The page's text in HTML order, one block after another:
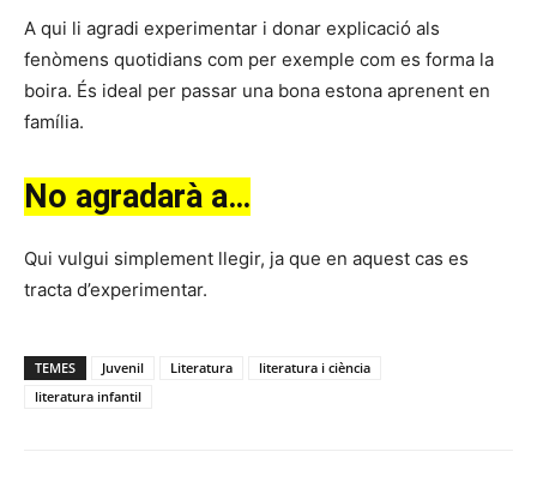
A qui li agradi experimentar i donar explicació als
fenòmens quotidians com per exemple com es forma la
boira. És ideal per passar una bona estona aprenent en
família.
No agradarà a…
Qui vulgui simplement llegir, ja que en aquest cas es
tracta d’experimentar.
TEMES Juvenil Literatura
literatura i ciència
literatura infantil